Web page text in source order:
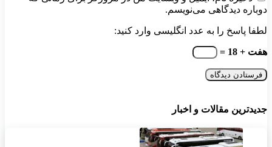
دوباره دیدگاهی می‌نویسم.
لطفا پاسخ را به عدد انگلیسی وارد کنید:
هفت + 18 =
جدیدترین مقالات و اخبار